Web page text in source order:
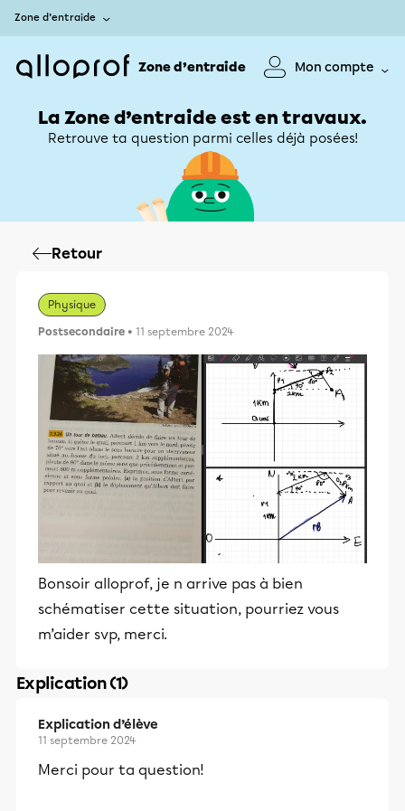
Zone d’entraide
Zone d’entraide Mon compte
La Zone d’entraide est en travaux.
Retrouve ta question parmi celles déjà posées!
Retour
Physique
Postsecondaire • 11 septembre 2024
Bonsoir alloprof, je n arrive pas à bien
schématiser cette situation, pourriez vous
m’aider svp, merci.
Explication (1)
Explication d’élève
11 septembre 2024
Merci pour ta question!